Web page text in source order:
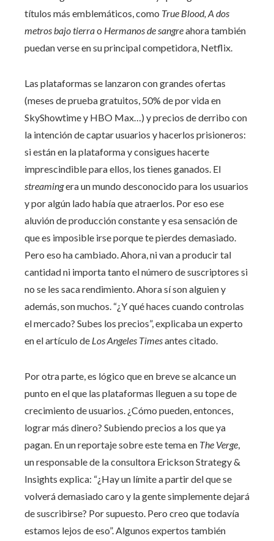
títulos más emblemáticos, como True Blood, A dos
metros bajo tierrao Hermanos de sangreahora también
puedan verse en su principal competidora, Netflix.
Las plataformas se lanzaron con grandes ofertas
(meses de prueba gratuitos, 50% de por vida en
SkyShowtime y HBO Max…) y precios de derribo con
la intención de captar usuarios y hacerlos prisioneros:
si están en la plataforma y consigues hacerte
imprescindible para ellos, los tienes ganados. El
streamingera un mundo desconocido para los usuarios
y por algún lado había que atraerlos. Por eso ese
aluvión de producción constante y esa sensación de
que es imposible irse porque te pierdes demasiado.
Pero eso ha cambiado. Ahora, ni van a producir tal
cantidad ni importa tanto el número de suscriptores si
no se les saca rendimiento. Ahora sí son alguien y
además, son muchos. “¿Y qué haces cuando controlas
el mercado? Subes los precios”, explicaba un experto
en el artículo de Los Angeles Timesantes citado.
Por otra parte, es lógico que en breve se alcance un
punto en el que las plataformas lleguen a su tope de
crecimiento de usuarios. ¿Cómo pueden, entonces,
lograr más dinero? Subiendo precios a los que ya
pagan. En un reportaje sobre este tema en The Verge,
un responsable de la consultora Erickson Strategy &
Insights explica: “¿Hay un límite a partir del que se
volverá demasiado caro y la gente simplemente dejará
de suscribirse? Por supuesto. Pero creo que todavía
estamos lejos de eso”. Algunos expertos también